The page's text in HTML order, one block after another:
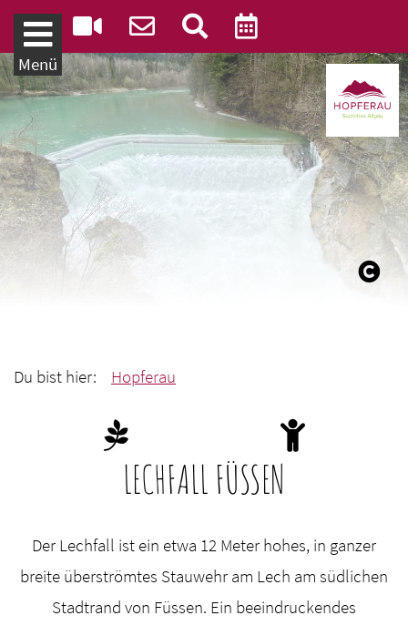
Weiter zum Inhalt
Menü
Du bist hier: Hopferau
LECHFALL FÜSSEN
Der Lechfall ist ein etwa 12 Meter hohes, in ganzer
breite überströmtes Stauwehr am Lech am südlichen
Stadtrand von Füssen. Ein beeindruckendes